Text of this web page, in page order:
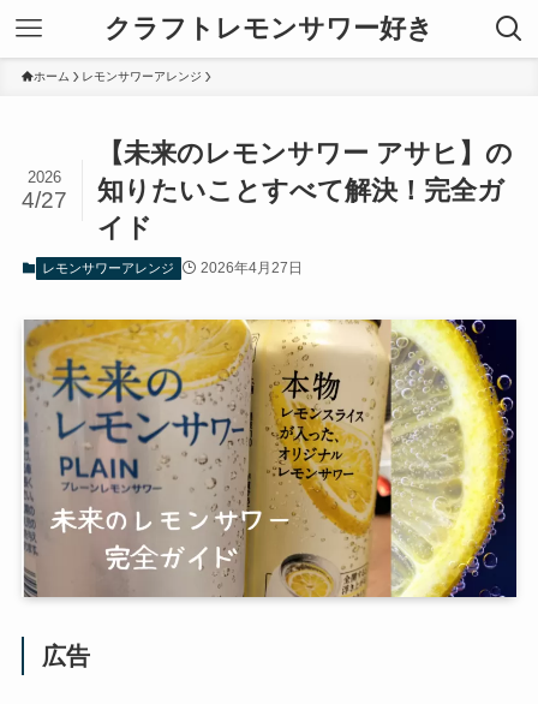
クラフトレモンサワー好き
ホーム レモンサワーアレンジ
【未来のレモンサワー アサヒ】の
知りたいことすべて解決！完全ガ
イド
2026
4/27
レモンサワーアレンジ 2026年4月27日
広告